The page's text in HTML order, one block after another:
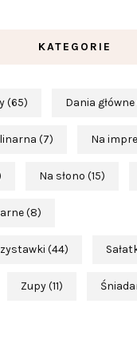
KATEGORIE
(65) Dania główne
(7) Na
Na słono (15)
(8)
(44)
Zupy(11)